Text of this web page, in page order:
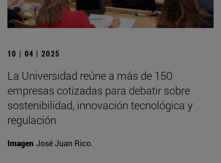
10 | 04 | 2025
La Universidad reúne a más de 150
empresas cotizadas para debatir sobre
sostenibilidad, innovación tecnológica y
regulación
Imagen José Juan Rico.